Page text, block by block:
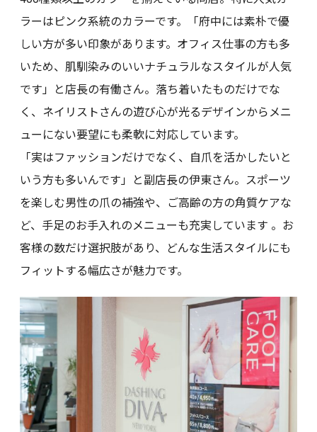
ラーはピンク系統のカラーです。「府中には素朴で優
しい方が多い印象があります。オフィス仕事の方も多
いため、肌馴染みのいいナチュラルなスタイルが人気
です」と店長の有働さん。落ち着いたものだけでな
く、ネイリストさんの遊び心が光るデザインからメニ
ューにない要望にも柔軟に対応しています。
「実はファッションだけでなく、自爪を活かしたいと
いう方も多いんです」と副店長の伊東さん。スポーツ
を楽しむ男性の爪の補強や、ご高齢の方の角質ケアな
ど、手足のお手入れのメニューも充実しています 。お
客様の数だけ選択肢があり、どんな生活スタイルにも
フィットする幅広さが魅力です。